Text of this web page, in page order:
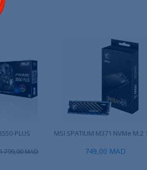
PLUS
1 799,00 MAD
MSI SPATIUM M371 NVMe M.2
749,00 MAD